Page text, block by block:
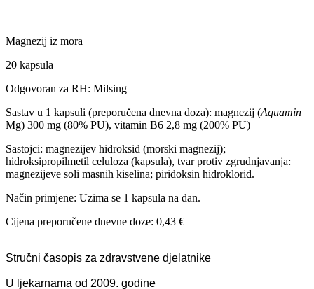
Magnezij iz mora
20 kapsula
Odgovoran za RH: Milsing
Sastav u 1 kapsuli (preporučena dnevna doza): magnezij (Aquamin
Mg) 300 mg (80% PU), vitamin B6 2,8 mg (200% PU)
Sastojci: magnezijev hidroksid (morski magnezij);
hidroksipropilmetil celuloza (kapsula), tvar protiv zgrudnjavanja:
magnezijeve soli masnih kiselina; piridoksin hidroklorid.
Način primjene: Uzima se 1 kapsula na dan.
Cijena preporučene dnevne doze: 0,43 €
Stručni časopis za zdravstvene djelatnike
U ljekarnama od 2009. godine